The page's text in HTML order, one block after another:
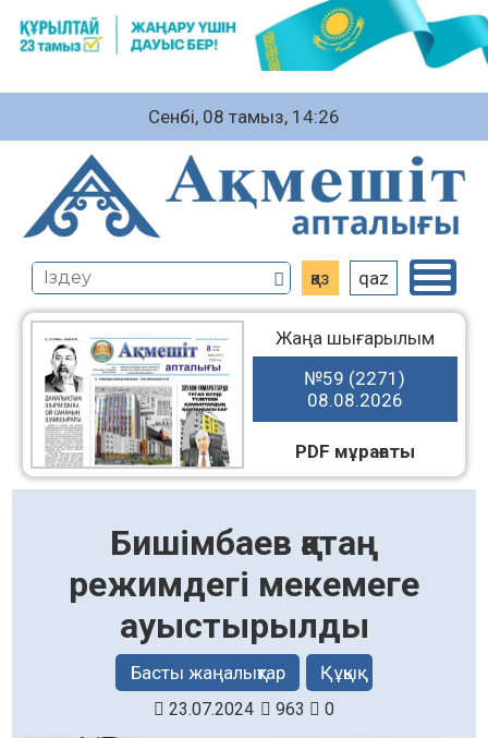
Сенбі, 08 тамыз, 14:26
қаз qaz
Жаңа шығарылым
№59 (2271)
08.08.2026
PDF мұрағаты
Бишімбаев қатаң
режимдегі мекемеге
ауыстырылды
Басты жаңалықтар Құқық
23.07.2024 963 0